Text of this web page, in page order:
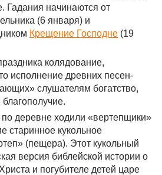
Гадания начинаются от
(6 января) и
Крещение Господне (19
колядование,
исполнение древних песен-
слушателям богатство,
деревне ходили «вертепщики»
старинное кукольное
(пещера). Этот кукольный
версия библейской истории о
и погубителе детей царе